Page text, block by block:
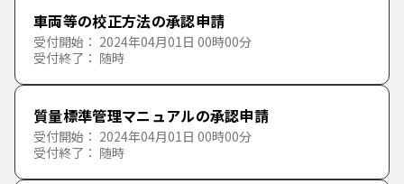
民生委員
介護
健康・医療
生活衛生
産業支援
起業
地域社会（市民活動・ボランティアなど）・まちづ
町内会・自治会
観光・文化・スポーツ・レクリエーション
や ゆ
ら行
ら
わ行
わ を
車両等の校正方法の承認申請
受付開始： 2024年04月01日 00時00分
受付終了： 随時
質量標準管理マニュアルの承認申請
受付開始： 2024年04月01日 00時00分
受付終了： 随時